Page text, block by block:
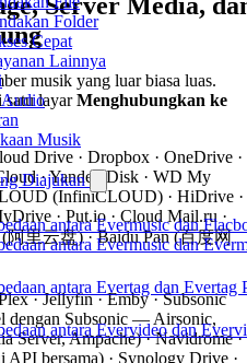
Folder
Cepat
Lainnya
Audio
Musik
Diajukan
antara Evermusic dan
antara Evermusic dan
antara Evertag dan Evertag
antara Evervideo dan
musik yang luar biasa luas.
satu layarMenghubungkan ke
Drive · Dropbox · OneDrive ·
· Yandex Disk · WD My
(InfiniCLOUD) · HiDrive ·
· Put.io · Cloud Mail.ru ·
阿里云盘) · Baidu Pan (百度网
· Jellyfin · Emby · Subsonic
dengan Subsonic — Airsonic,
Server, Ampache) · Navidrome ·
bersama) · Synology Drive ·